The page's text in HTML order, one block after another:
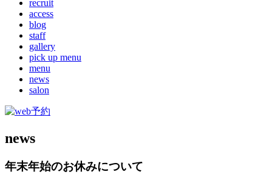
recruit
access
blog
staff
gallery
pick up menu
menu
news
salon
news
年末年始のお休みについて